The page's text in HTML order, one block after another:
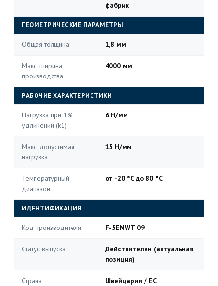
фабрик
ГЕОМЕТРИЧЕСКИЕ ПАРАМЕТРЫ
Общая толщина 1,8 мм
Макс. ширина
производства
4000 мм
РАБОЧИЕ ХАРАКТЕРИСТИКИ
Нагрузка при 1%
удлинении (k1)
6 Н/мм
Макс. допустимая
нагрузка
15 Н/мм
Температурный
диапазон
от -20 °C до 80 °C
ИДЕНТИФИКАЦИЯ
Код производителя F-5ENWT 09
Статус выпуска
Действителен (актуальная
позиция)
Страна
Швейцария / ЕС